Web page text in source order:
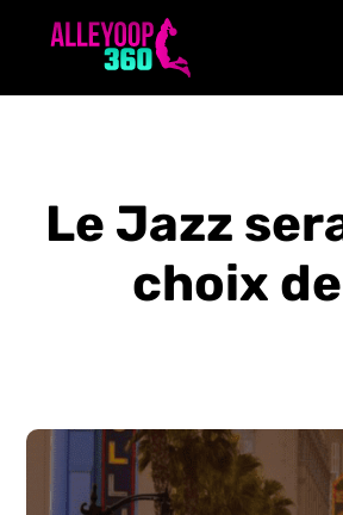
Le Jazz
choix